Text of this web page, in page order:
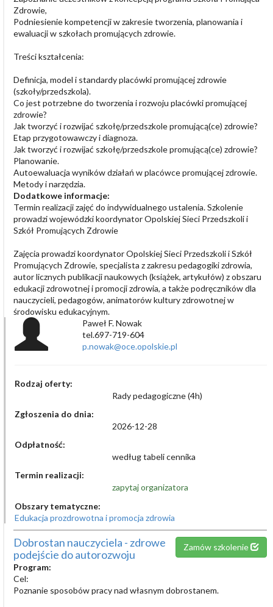
Zdrowie,
Podniesienie kompetencji w zakresie tworzenia, planowania i
ewaluacji w szkołach promujących zdrowie.
Treści kształcenia:
Definicja, model i standardy placówki promującej zdrowie
(szkoły/przedszkola).
Co jest potrzebne do tworzenia i rozwoju placówki promującej
zdrowie?
Jak tworzyć i rozwijać szkołę/przedszkole promującą(ce) zdrowie?
Etap przygotowawczy i diagnoza.
Jak tworzyć i rozwijać szkołę/przedszkole promującą(ce) zdrowie?
Planowanie.
Autoewaluacja wyników działań w placówce promującej zdrowie.
Metody i narzędzia.
Dodatkowe informacje:
Termin realizacji zajęć do indywidualnego ustalenia. Szkolenie
prowadzi wojewódzki koordynator Opolskiej Sieci Przedszkoli i
Szkół Promujących Zdrowie
Zajęcia prowadzi koordynator Opolskiej Sieci Przedszkoli i Szkół
Promujących Zdrowie, specjalista z zakresu pedagogiki zdrowia,
autor licznych publikacji naukowych (książek, artykułów) z obszaru
edukacji zdrowotnej i promocji zdrowia, a także podręczników dla
nauczycieli, pedagogów, animatorów kultury zdrowotnej w
środowisku edukacyjnym.
Paweł F. Nowak
tel.697-719-604
p.nowak@oce.opolskie.pl
Rodzaj oferty:
Rady pedagogiczne (4h)
Zgłoszenia do dnia:
2026-12-28
Odpłatność:
według tabeli cennika
Termin realizacji:
zapytaj organizatora
Obszary tematyczne:
Edukacja prozdrowotna i promocja zdrowia
Dobrostan nauczyciela - zdrowe
podejście do autorozwoju
Zamów szkolenie
Program:
Cel:
Poznanie sposobów pracy nad własnym dobrostanem.